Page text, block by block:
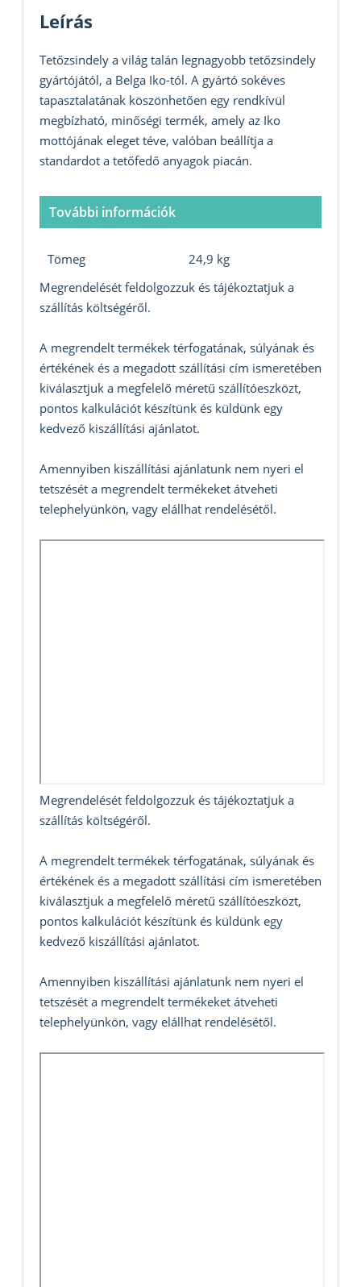
Leírás
Tetőzsindely a világ talán legnagyobb tetőzsindely
gyártójától, a Belga Iko-tól. A gyártó sokéves
tapasztalatának köszönhetően egy rendkívül
megbízható, minőségi termék, amely az Iko
mottójának eleget téve, valóban beállítja a
standardot a tetőfedő anyagok piacán.
További információk
Tömeg
24,9 kg
Megrendelését feldolgozzuk és tájékoztatjuk a
szállítás költségéről.
A megrendelt termékek térfogatának, súlyának és
értékének és a megadott szállítási cím ismeretében
kiválasztjuk a megfelelő méretű szállítóeszközt,
pontos kalkulációt készítünk és küldünk egy
kedvező kiszállítási ajánlatot.
Amennyiben kiszállítási ajánlatunk nem nyeri el
tetszését a megrendelt termékeket átveheti
telephelyünkön, vagy elállhat rendelésétől.
Megrendelését feldolgozzuk és tájékoztatjuk a
szállítás költségéről.
A megrendelt termékek térfogatának, súlyának és
értékének és a megadott szállítási cím ismeretében
kiválasztjuk a megfelelő méretű szállítóeszközt,
pontos kalkulációt készítünk és küldünk egy
kedvező kiszállítási ajánlatot.
Amennyiben kiszállítási ajánlatunk nem nyeri el
tetszését a megrendelt termékeket átveheti
telephelyünkön, vagy elállhat rendelésétől.